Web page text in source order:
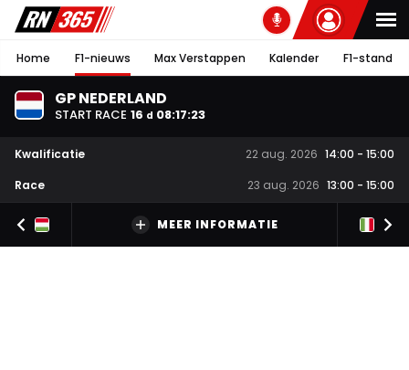
Home F1-nieuws Max Verstappen Kalender F1-stand
GP NEDERLAND
START RACE 16 d 08:17:23
Kwalificatie 22 aug. 2026 14:00 - 15:00
Race
23 aug. 2026 13:00 - 15:00
MEER INFORMATIE